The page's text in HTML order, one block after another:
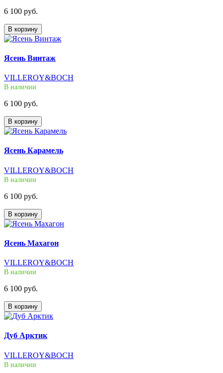
6 100 руб.
В корзину
Ясень Винтаж
VILLEROY&BOCH
В наличии
6 100 руб.
В корзину
Ясень Карамель
VILLEROY&BOCH
В наличии
6 100 руб.
В корзину
Ясень Махагон
VILLEROY&BOCH
В наличии
6 100 руб.
В корзину
Дуб Арктик
VILLEROY&BOCH
В наличии